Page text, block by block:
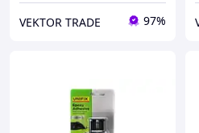
VEKTOR TRADE 97%